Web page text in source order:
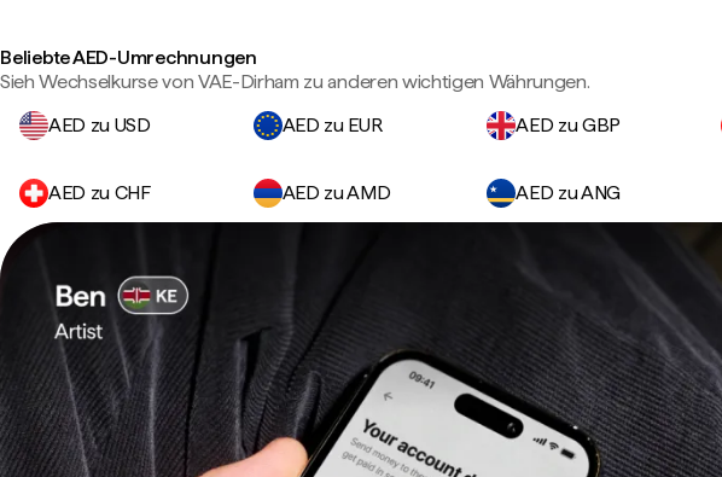
Beliebte AED-Umrechnungen
Sieh Wechselkurse von VAE-Dirham zu anderen wichtigen Währungen.
AED zu USD
AED zu EUR AED zu GBP
AED zu CHF AED zu AMD AED zu ANG